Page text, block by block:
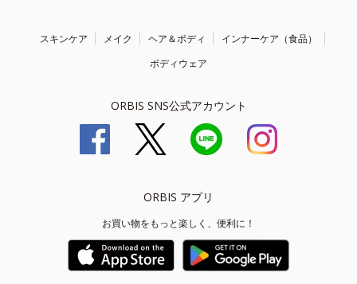
スキンケア メイク ヘア＆ボディ
インナーケア（食品）
ボディウェア
ORBIS SNS公式アカウント
ORBIS アプリ
お買い物をもっと楽しく、便利に！